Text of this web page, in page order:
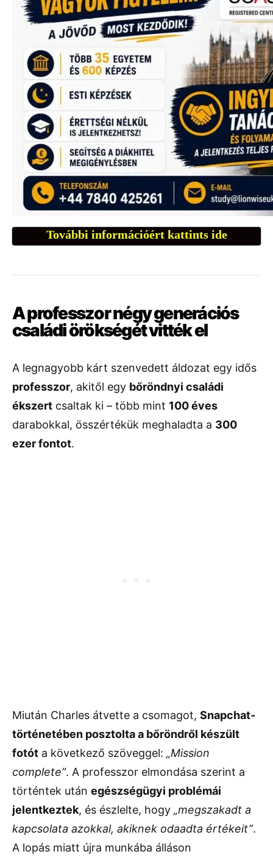
További információért kattints ide
A professzor négy generációs
családi örökségét vitték el
A legnagyobb kárt szenvedett áldozat egy idős
professzor, akitől egy bőröndnyi családi
ékszert csaltak ki – több mint 100 éves
darabokkal, összértékük meghaladta a 300
ezer fontot.
Miután Charles átvette a csomagot, Snapchat-
történetében posztolta a bőröndről készült
fotót a következő szöveggel: „Mission
complete”. A professzor elmondása szerint a
történtek után egészségügyi problémái
jelentkeztek, és észlelte, hogy „megszakadt a
kapcsolata azokkal, akiknek odaadta értékeit”.
A lopás miatt újra munkába álláson